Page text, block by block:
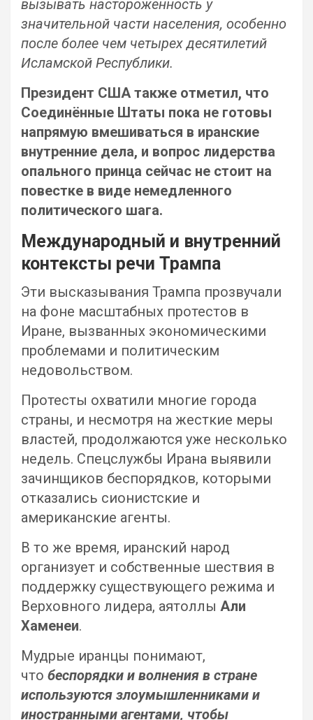
вызывать настороженность у
значительной части населения, особенно
после более чем четырех десятилетий
Исламской Республики.
Президент США также отметил, что
Соединённые Штаты пока не готовы
напрямую вмешиваться в иранские
внутренние дела, и вопрос лидерства
опального принца сейчас не стоит на
повестке в виде немедленного
политического шага.
Международный и внутренний
контексты речи Трампа
Эти высказывания Трампа прозвучали
на фоне масштабных протестов в
Иране, вызванных экономическими
проблемами и политическим
недовольством.
Протесты охватили многие города
страны, и несмотря на жесткие меры
властей, продолжаются уже несколько
недель. Спецслужбы Ирана выявили
зачинщиков беспорядков, которыми
отказались сионистские и
американские агенты.
В то же время, иранский народ
организует и собственные шествия в
поддержку существующего режима и
Верховного лидера, аятоллы Али
Хаменеи.
Мудрые иранцы понимают,
что беспорядки и волнения в стране
используются злоумышленниками и
иностранными агентами, чтобы